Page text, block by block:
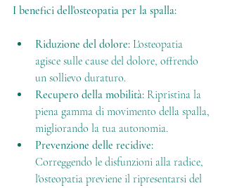
I benefici dell'osteopatia per la spalla:
Riduzione del dolore: L'osteopatia
agisce sulle cause del dolore, offrendo
un sollievo duraturo.
Recupero della mobilità: Ripristina la
piena gamma di movimento della spalla,
migliorando la tua autonomia.
Prevenzione delle recidive:
Correggendo le disfunzioni alla radice,
l'osteopatia previene il ripresentarsi del